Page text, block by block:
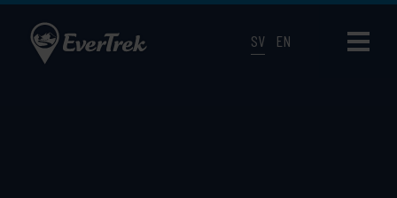
SV EN